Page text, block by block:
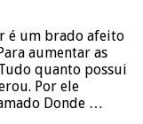
é um brado afeito
aumentar as
quanto possui
Por ele
Donde …